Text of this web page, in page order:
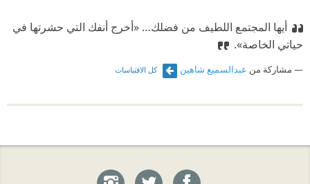
أيها المجتمع اللطيف من فضلك… ‫ «أخرج أنفك التي حشرتها في
حياتي الخاصة».
مشاركة من عبدالسميع شاهين كل الاقتباسات